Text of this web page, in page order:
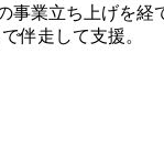
事業立ち上げを
伴走して支援。